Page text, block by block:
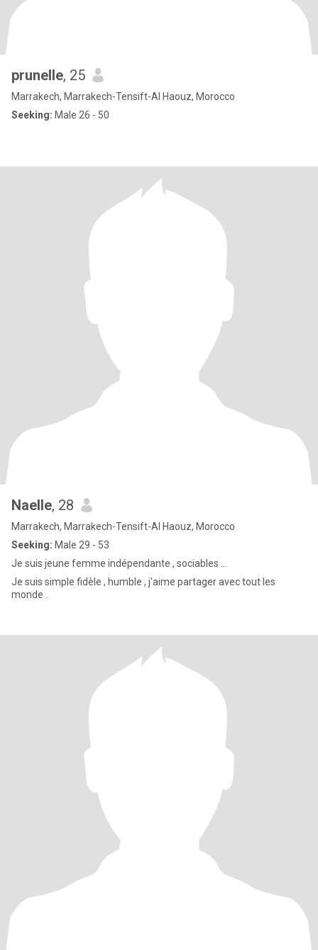
prunelle, 25
Marrakech, Marrakech-Tensift-Al Haouz, Morocco
Seeking: Male 26 - 50
Naelle, 28
Marrakech, Marrakech-Tensift-Al Haouz, Morocco
Seeking: Male 29 - 53
Je suis jeune femme indépendante , sociables ...
Je suis simple fidèle , humble , j'aime partager avec tout les
monde .